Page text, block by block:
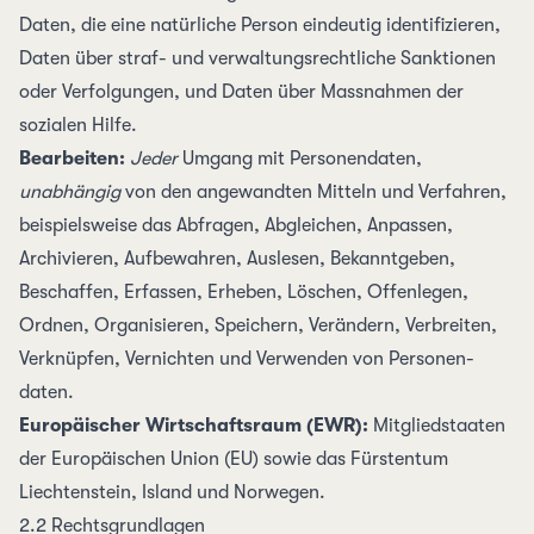
Daten, die eine natürliche Person eindeutig identifizieren,
Daten über straf- und verwaltungs­rechtliche Sanktionen
oder Verfolgungen, und Daten über Mass­nahmen der
sozialen Hilfe.
Bearbeiten: JederUmgang mit Personen­daten,
unabhängigvon den angewandten Mitteln und Verfahren,
beispielsweise das Abfragen, Abgleichen, Anpassen,
Archivieren, Aufbewahren, Auslesen, Bekannt­geben,
Beschaffen, Erfassen, Erheben, Löschen, Offenlegen,
Ordnen, Organisieren, Speichern, Verändern, Verbreiten,
Verknüpfen, Vernichten und Verwenden von Personen­
daten.
Europäischer Wirtschafts­raum (EWR): Mitglied­staaten
der Europäischen Union (EU) sowie das Fürstentum
Liechten­stein, Island und Norwegen.
2.2 Rechts­grundlagen